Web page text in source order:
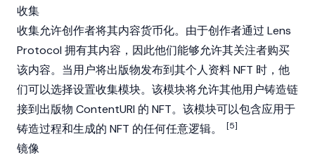
收集
收集允许创作者将其内容货币化。由于创作者通过 Lens
Protocol 拥有其内容，因此他们能够允许其关注者购买
该内容。当用户将出版物发布到其个人资料 NFT 时，他
们可以选择设置收集模块。该模块将允许其他用户铸造链
接到出版物 ContentURI 的 NFT。该模块可以包含应用于
铸造过程和生成的 NFT 的任何任意逻辑。
[5]
镜像